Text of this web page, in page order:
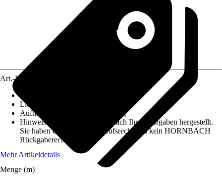
Art.-Nr.
Lichtdurchlässigkeit
Aufhängungsart
Klettbefestigung
Hinweis: Dieser Artikel wird nach Ihren Vorgaben hergestellt.
Sie haben daher kein Widerrufsrecht und kein HORNBACH
Rückgaberecht.
Mehr Artikeldetails
Menge (m)